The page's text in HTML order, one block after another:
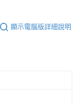
顯示電腦版詳細說明